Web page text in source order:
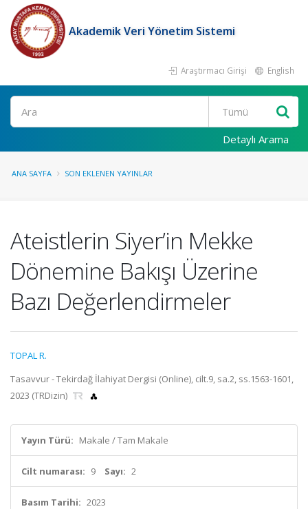
Akademik Veri Yönetim Sistemi
Araştırmacı Girişi English
Ara
Detaylı Arama
ANA SAYFA SON EKLENEN YAYINLAR
Ateistlerin Siyer’in Mekke
Dönemine Bakışı Üzerine
Bazı Değerlendirmeler
TOPAL R.
Tasavvur - Tekirdağ İlahiyat Dergisi (Online), cilt.9, sa.2, ss.1563-1601,
2023 (TRDizin)
Yayın Türü: Makale / Tam Makale
Cilt numarası: 9 Sayı: 2
Basım Tarihi: 2023